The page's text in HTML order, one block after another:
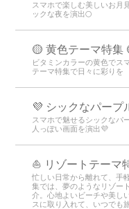
スマホで楽しむ美しいお月
ックな夜を演出🌕
🟡 黄色テーマ特集
ビタミンカラーの黄色でス
テーマ特集で日々に彩りを
💜 シックなパープ
スマホで魅せるシックなパ
人っぽい画面を演出💜
⛵ リゾートテーマ
忙しい日常から離れて、手
集では、夢のようなリゾー
介。心地よいビーチや美し
スに取り入れて、いつでも